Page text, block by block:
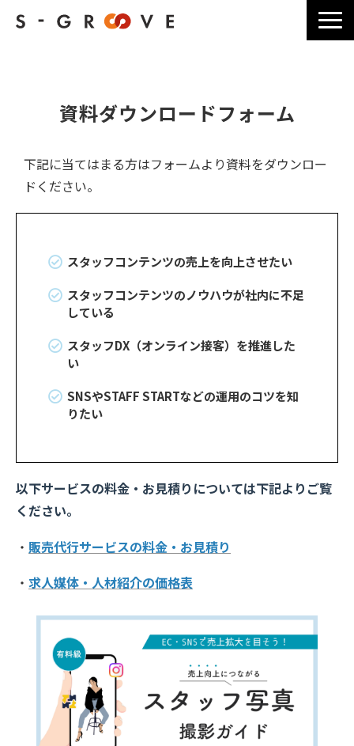
導入事例一覧
よくあるご質問
資料ダウンロードフォーム
下記に当てはまる方はフォームより資料をダウンロー
ドください。
スタッフコンテンツの売上を向上させたい
スタッフコンテンツのノウハウが社内に不足
している
スタッフDX（オンライン接客）を推進した
い
SNSやSTAFF STARTなどの運用のコツを知
りたい
以下サービスの料金・お見積りについては下記よりご覧
ください。
・ 販売代行サービスの料金・お見積り
・ 求人媒体・人材紹介の価格表